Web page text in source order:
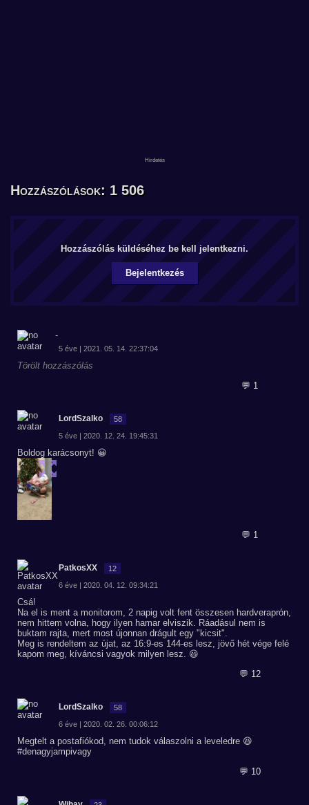
Hozzászólások: 1 506
Hozzászólás küldéséhez be kell jelentkezni.
Bejelentkezés
-
5 éve | 2021. 05. 14. 22:37:04
Törölt hozzászólás
💬 1
LordSzalko 58
5 éve | 2020. 12. 24. 19:45:31
Boldog karácsonyt! 😀
💬 1
PatkosXX 12
6 éve | 2020. 04. 12. 09:34:21
Csá!
Na el is ment a monitorom, 2 napig volt fent összesen hardveraprón,
nem hittem volna, hogy ilyen hamar elviszik. Ráadásul nem is
buktam rajta, mert most újonnan drágult egy "kicsit".
Meg is rendeltem az újat, az 16:9-es 144-es lesz, jövő hét vége felé
kapom meg, kíváncsi vagyok milyen lesz. 😃
💬 12
LordSzalko 58
6 éve | 2020. 02. 26. 00:06:12
Megtelt a postafiókod, nem tudok válaszolni a leveledre 😆
#denagyjampivagy
💬 10